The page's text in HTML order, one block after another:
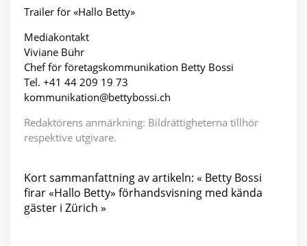
Trailer för «Hallo Betty»
Mediakontakt
Viviane Bühr
Chef för företagskommunikation Betty Bossi
Tel. +41 44 209 19 73
kommunikation@bettybossi.ch
Redaktörens anmärkning: Bildrättigheterna tillhör
respektive utgivare.
Kort sammanfattning av artikeln: « Betty Bossi
firar «Hallo Betty» förhandsvisning med kända
gäster i Zürich »